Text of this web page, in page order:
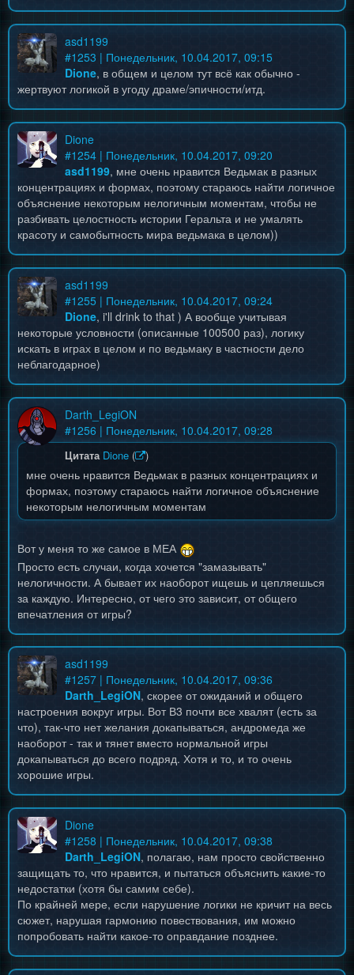
asd1199
#1253 | Понедельник, 10.04.2017, 09:15
Dione, в общем и целом тут всё как обычно -
жертвуют логикой в угоду драме/эпичности/итд.
Dione
#1254 | Понедельник, 10.04.2017, 09:20
asd1199, мне очень нравится Ведьмак в разных
концентрациях и формах, поэтому стараюсь найти логичное
объяснение некоторым нелогичным моментам, чтобы не
разбивать целостность истории Геральта и не умалять
красоту и самобытность мира ведьмака в целом))
asd1199
#1255 | Понедельник, 10.04.2017, 09:24
Dione, i'll drink to that ) А вообще учитывая
некоторые условности (описанные 100500 раз), логику
искать в играх в целом и по ведьмаку в частности дело
неблагодарное)
Darth_LegiON
#1256 | Понедельник, 10.04.2017, 09:28
Цитата Dione ( )
мне очень нравится Ведьмак в разных концентрациях и
формах, поэтому стараюсь найти логичное объяснение
некоторым нелогичным моментам
Вот у меня то же самое в МЕА
Просто есть случаи, когда хочется "замазывать"
нелогичности. А бывает их наоборот ищешь и цепляешься
за каждую. Интересно, от чего это зависит, от общего
впечатления от игры?
asd1199
#1257 | Понедельник, 10.04.2017, 09:36
Darth_LegiON, скорее от ожиданий и общего
настроения вокруг игры. Вот В3 почти все хвалят (есть за
что), так-что нет желания докапываться, андромеда же
наоборот - так и тянет вместо нормальной игры
докапываться до всего подряд. Хотя и то, и то очень
хорошие игры.
Dione
#1258 | Понедельник, 10.04.2017, 09:38
Darth_LegiON, полагаю, нам просто свойственно
защищать то, что нравится, и пытаться объяснить какие-то
недостатки (хотя бы самим себе).
По крайней мере, если нарушение логики не кричит на весь
сюжет, нарушая гармонию повествования, им можно
попробовать найти какое-то оправдание позднее.